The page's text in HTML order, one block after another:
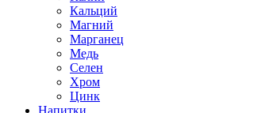
Кальций
Магний
Марганец
Медь
Селен
Хром
Цинк
Напитки